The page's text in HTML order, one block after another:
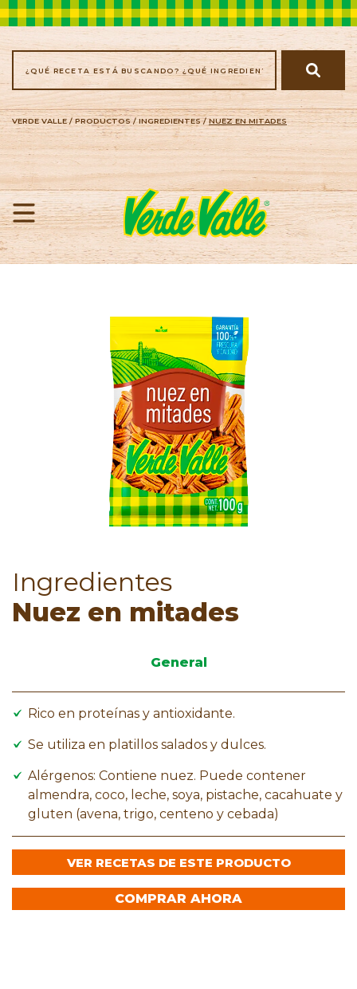
VERDE VALLE/ PRODUCTOS/INGREDIENTES/NUEZ EN MITADES
Ingredientes
Nuez en mitades
General
Rico en proteínas y antioxidante.
Se utiliza en platillos salados y dulces.
Alérgenos: Contiene nuez. Puede contener
almendra, coco, leche, soya, pistache, cacahuate y
gluten (avena, trigo, centeno y cebada)
VER RECETAS DE ESTE PRODUCTO
COMPRAR AHORA